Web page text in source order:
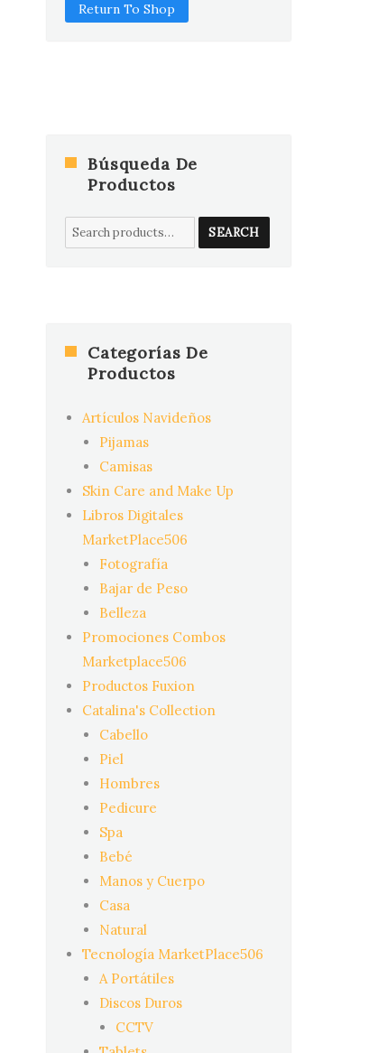
Return To Shop
Búsqueda De
Productos
Search
for:
SEARCH
Categorías De
Productos
Artículos Navideños
Pijamas
Camisas
Skin Care and Make Up
Libros Digitales
MarketPlace506
Fotografía
Bajar de Peso
Belleza
Promociones Combos
Marketplace506
Productos Fuxion
Catalina's Collection
Cabello
Piel
Hombres
Pedicure
Spa
Bebé
Manos y Cuerpo
Casa
Natural
Tecnología MarketPlace506
A Portátiles
Discos Duros
CCTV